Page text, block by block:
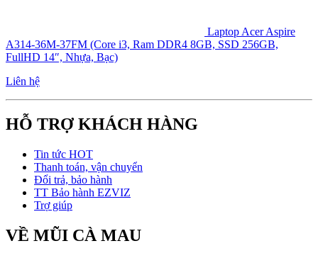
Laptop Acer Aspire
A314-36M-37FM (Core i3, Ram DDR4 8GB, SSD 256GB,
FullHD 14″, Nhựa, Bạc)
Liên hệ
HỖ TRỢ KHÁCH HÀNG
Tin tức HOT
Thanh toán, vận chuyển
Đổi trả, bảo hành
TT Bảo hành EZVIZ
Trợ giúp
VỀ MŨI CÀ MAU